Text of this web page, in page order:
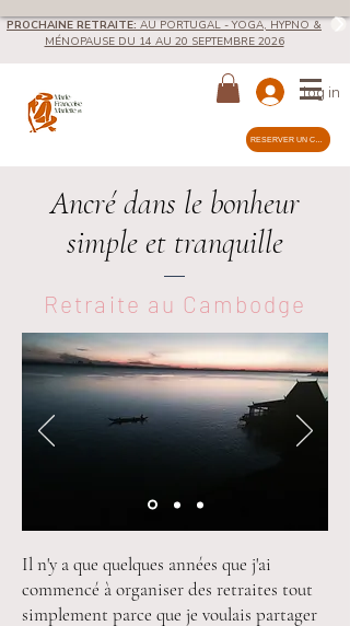
PROCHAINE RETRAITE: AU PORTUGAL - YOGA, HYPNO &
MÉNOPAUSE DU 14 AU 20 SEPTEMBRE 2026
log in
RÉSERVER UN COURS
Ancré dans le bonheur
simple et tranquille
Retraite au Cambodge
Il n'y a que quelques années que j'ai
commencé à organiser des retraites tout
simplement parce que je voulais partager